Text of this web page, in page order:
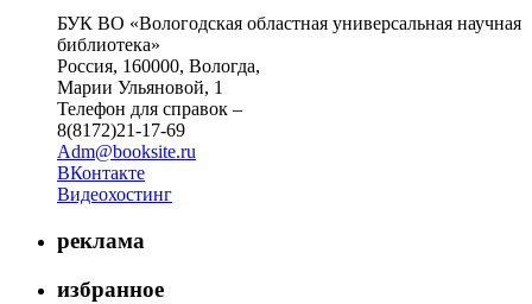
БУК ВО «Вологодская областная универсальная научная
библиотека»
Россия, 160000, Вологда,
Марии Ульяновой, 1
Телефон для справок –
8(8172)21-17-69
Adm@booksite.ru
ВКонтакте
Видеохостинг
реклама
избранное